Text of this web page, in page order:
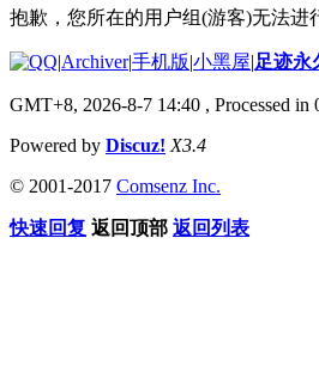
抱歉，您所在的用户组(游客)无法进
|Archiver|手机版|小黑屋|足迹永
GMT+8, 2026-8-7 14:40 , Processed in
Powered by Discuz! X3.4
© 2001-2017 Comsenz Inc.
快速回复 返回顶部 返回列表